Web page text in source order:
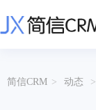
帮助文档
关于简信
简信CRM > 动态 >